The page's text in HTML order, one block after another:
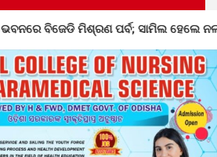
ନର୍ଲାର ୩୦୦ରୁ ଉର୍ଦ୍ଧ୍ୱ କର୍ମୀ